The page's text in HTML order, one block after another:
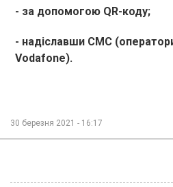
- за допомогою QR-коду;
- надіславши СМС
Vodafone).
30 березня 2021 - 16:17